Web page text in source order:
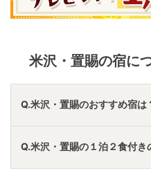
米沢・置賜の宿に
Q.米沢・置賜のおすすめ宿は
A.「小野川温泉 名湯の宿
」・ 「鈴の宿 登府屋旅館
めの宿泊先です。
Q.米沢・置賜の１泊２食付き